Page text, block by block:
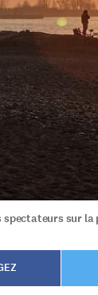
spectateurs sur